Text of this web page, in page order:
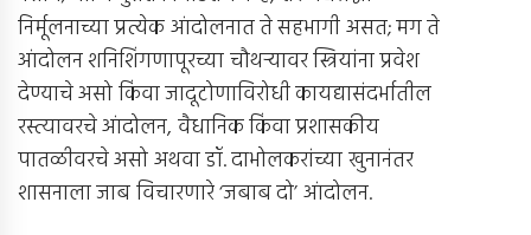
निर्मूलनाच्या प्रत्येक आंदोलनात ते सहभागी असत; मग ते
आंदोलन शनिशिंगणापूरच्या चौथर्‍यावर स्त्रियांना प्रवेश
देण्याचे असो किंवा जादूटोणाविरोधी कायद्यासंदर्भातील
रस्त्यावरचे आंदोलन, वैधानिक किंवा प्रशासकीय
पातळीवरचे असो अथवा डॉ. दाभोलकरांच्या खुनानंतर
शासनाला जाब विचारणारे ‘जबाब दो’ आंदोलन.